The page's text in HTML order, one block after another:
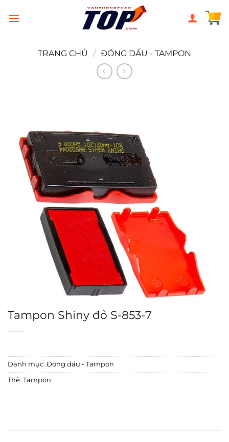
đến
TRANG CHỦ
/ ĐÓNG DẤU - TAMPON
Tampon Shiny đỏ S-853-7
Danh mục: Đóng dấu - Tampon
Thẻ: Tampon